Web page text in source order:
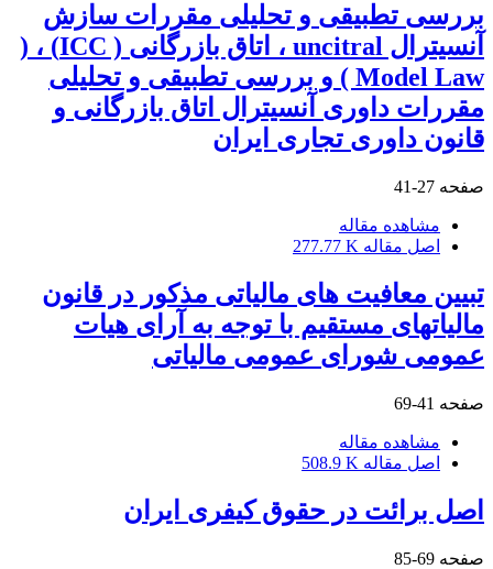
بررسی تطبیقی و تحلیلی مقررات سازش
آنسیترال uncitral ، اتاق بازرگانی ( ICC) ، (
Model Law ) و بررسی تطبیقی و تحلیلی
مقررات داوری آنسیترال اتاق بازرگانی و
قانون داوری تجاری ایران
صفحه 27-41
مشاهده مقاله
اصل مقاله 277.77 K
تبیین معافیت های مالیاتی مذکور در قانون
مالیاتهای مستقیم با توجه به آرای هیات
عمومی شورای عمومی مالیاتی
صفحه 41-69
مشاهده مقاله
اصل مقاله 508.9 K
اصل برائت در حقوق کیفری ایران
صفحه 69-85